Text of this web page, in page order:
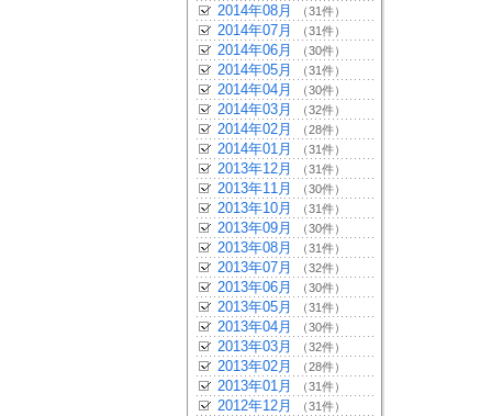
2014年08月 （31件）
2014年07月 （31件）
2014年06月 （30件）
2014年05月 （31件）
2014年04月 （30件）
2014年03月 （32件）
2014年02月 （28件）
2014年01月 （31件）
2013年12月 （31件）
2013年11月 （30件）
2013年10月 （31件）
2013年09月 （30件）
2013年08月 （31件）
2013年07月 （32件）
2013年06月 （30件）
2013年05月 （31件）
2013年04月 （30件）
2013年03月 （32件）
2013年02月 （28件）
2013年01月 （31件）
2012年12月 （31件）